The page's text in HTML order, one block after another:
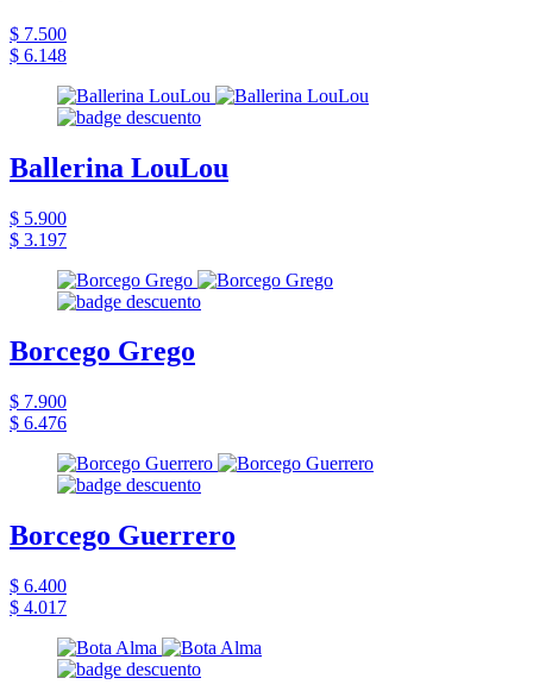
$ 7.500
$ 6.148
Ballerina LouLou
$ 5.900
$ 3.197
Borcego Grego
$ 7.900
$ 6.476
Borcego Guerrero
$ 6.400
$ 4.017